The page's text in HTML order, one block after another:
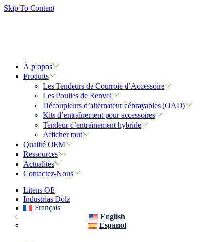
Skip To Content
À propos
Produits
Les Tendeurs de Courroie d’Accessoire
Les Poulies de Renvoi
Découpleurs d’alternateur débrayables (OAD)
Kits d’entraînement pour accessoires
Tendeur d’entraînement hybride
Afficher tout
Qualité OEM
Ressources
Actualités
Contactez-Nous
Litens OE
Industrias Dolz
Français
English
Español